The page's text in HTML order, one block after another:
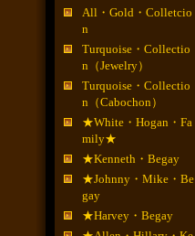
All・Gold・Colletcio
n
Turquoise・Collectio
n（Jewelry）
Turquoise・Collectio
n（Cabochon）
★White・Hogan・Fa
mily★
★Kenneth・Begay
★Johnny・Mike・Be
gay
★Harvey・Begay